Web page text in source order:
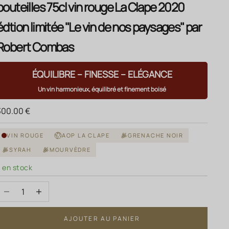
75cl vin rouge La Clape 2020
limitée "Le vin de nos paysages" par
Combas
ÉQUILIBRE – FINESSE – ELÉGANCE
Un vin harmonieux, équilibré et finement boisé
de vente
€
VIN ROUGE AOP LA CLAPE
GRENACHE NOIR
SYRAH
MOURVÈDRE
en stock
la quantité
Augmenter la quantité
AJOUTER AU PANIER